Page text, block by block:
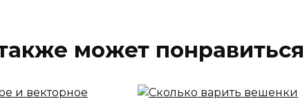
может понравиться